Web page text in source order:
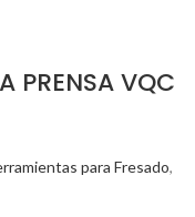
PRENSA VQC
para Fresado,